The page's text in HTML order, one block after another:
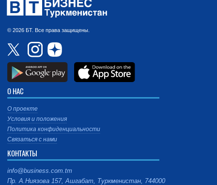
© 2026 БТ. Все права защищены.
О НАС
О проекте
Условия и положения
Политика конфиденциальности
Связаться с нами
КОНТАКТЫ
info@business.com.tm
Пр. А.Ниязова 157, Ашгабат, Туркменистан, 744000